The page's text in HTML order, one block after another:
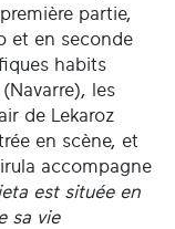
partie,
et en seconde
habits
les
de Lekaroz
en scène, et
accompagne
est située en
sa vie